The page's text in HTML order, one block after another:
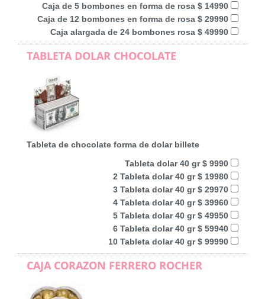
Caja de 5 bombones en forma de rosa $ 14990
Caja de 12 bombones en forma de rosa $ 29990
Caja alargada de 24 bombones rosa $ 49990
TABLETA DOLAR CHOCOLATE
Tableta de chocolate forma de dolar billete
Tableta dolar 40 gr $ 9990
2 Tableta dolar 40 gr $ 19980
3 Tableta dolar 40 gr $ 29970
4 Tableta dolar 40 gr $ 39960
5 Tableta dolar 40 gr $ 49950
6 Tableta dolar 40 gr $ 59940
10 Tableta dolar 40 gr $ 99990
CAJA CORAZON FERRERO ROCHER